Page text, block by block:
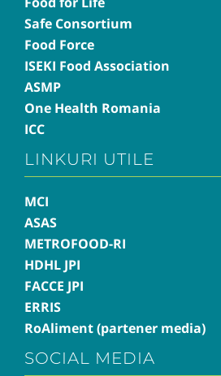
Safe Consortium
Food Force
ISEKI Food Association
ASMP
One Health Romania
ICC
LINKURI UTILE
MCI
ASAS
METROFOOD-RI
HDHL JPI
FACCE JPI
ERRIS
RoAliment (partener media)
SOCIAL MEDIA